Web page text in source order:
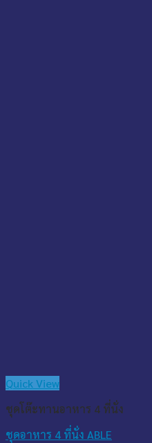
Quick View
ชุดโต๊ะทานอาหาร 4 ที่นั่ง
ชุดอาหาร 4 ที่นั่ง ABLE